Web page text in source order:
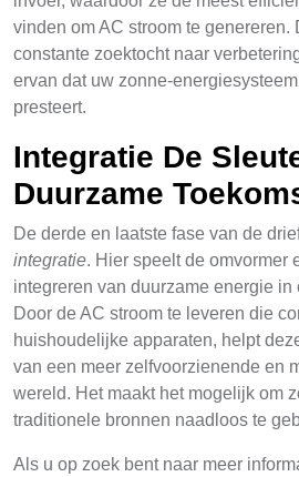
vinden om AC stroom te genereren.
constante zoektocht naar
ervan dat uw zonne-
presteert.
Integratie De
Duurzame
De derde en laatste fase van de
integratie. Hier speelt de omvormer
integreren van duurzame energie
Door de AC stroom te leveren die
huishoudelijke apparaten, helpt
van een meer zelfvoorzienende en
wereld. Het maakt het mogelijk om
traditionele bronnen naadloos te
Als u op zoek bent naar meer